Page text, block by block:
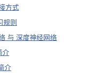
方式
规则
与 深度神经网络
介
介